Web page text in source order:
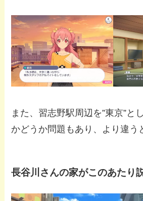
また、習志野駅周辺を”東京”と
かどうか問題もあり、より違う
長谷川さんの家がこのあたり